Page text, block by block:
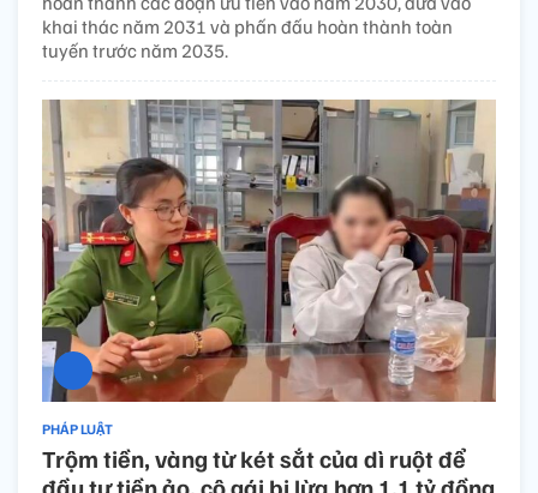
khai thác năm 2031 và phấn đấu hoàn thành toàn
tuyến trước năm 2035.
PHÁP LUẬT
Trộm tiền, vàng từ két sắt của dì ruột để